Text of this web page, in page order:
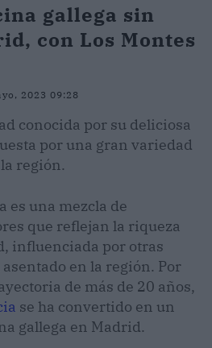
gallega sin
con Los Montes
2023 09:28
conocida por su deliciosa
por una gran variedad
región.
es una mezcla de
que reflejan la riqueza
influenciada por otras
en la región. Por
de más de 20 años,
se ha convertido en un
gallega en Madrid.